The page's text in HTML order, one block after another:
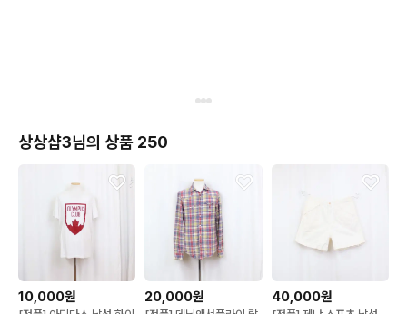
상상샵3님의 상품 250
10,000원 20,000원 40,000원